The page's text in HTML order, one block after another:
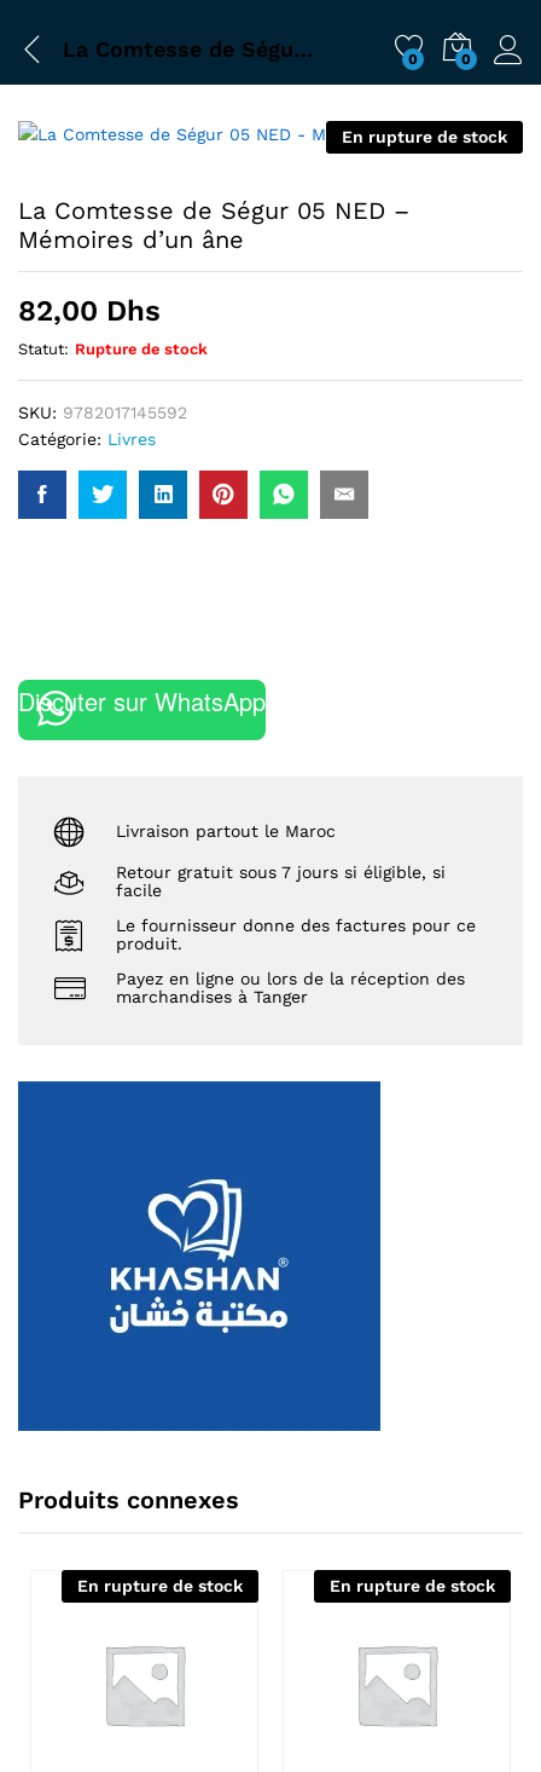
La Comtesse de Ségur 05 NED – Mémoires d’un âne 0 0
En rupture de stock
La Comtesse de Ségur 05 NED –
Mémoires d’un âne
82,00 Dhs
Statut: Rupture de stock
SKU: 9782017145592
Catégorie: Livres
Discuter sur WhatsApp
Livraison partout le Maroc
Retour gratuit sous 7 jours si éligible, si
facile
Le fournisseur donne des factures pour ce
produit.
Payez en ligne ou lors de la réception des
marchandises à Tanger
Produits connexes
En rupture de stock En rupture de stock